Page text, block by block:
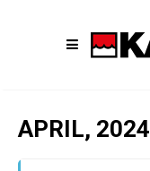
APRIL, 2024